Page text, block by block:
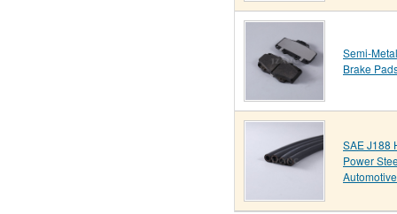
Semi-
Brake
SAE J188
Power
Automotive